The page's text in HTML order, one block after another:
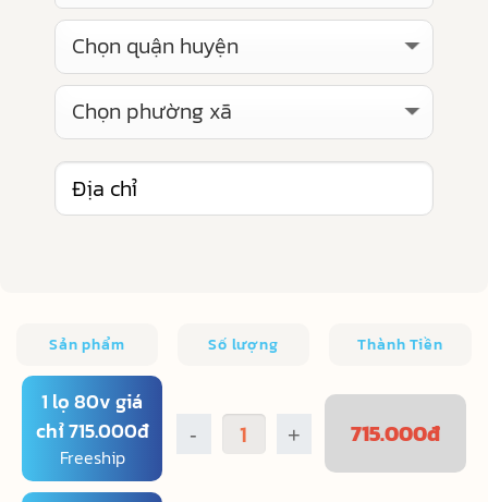
Sản phẩm Số lượng Thành Tiền
1 lọ 80v giá
chỉ 715.000đ
Freeship
- + 715.000đ